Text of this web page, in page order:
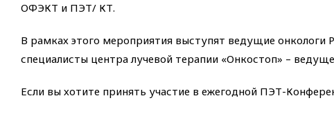
ОФЭКТ и ПЭТ/ КТ.
В рамках этого мероприятия выступят ведущие онкологи
специалисты центра лучевой терапии «Онкостоп» –
Если вы хотите принять участие в ежегодной ПЭТ-